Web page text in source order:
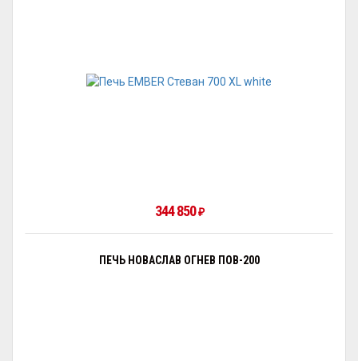
344 850₽
ПЕЧЬ НОВАСЛАВ ОГНЕВ ПОВ-200